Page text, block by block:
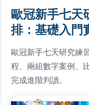
歐冠新手七天
排：基礎入門
歐冠新手七天研究練
程、兩組數字案例、
完成進階判讀。